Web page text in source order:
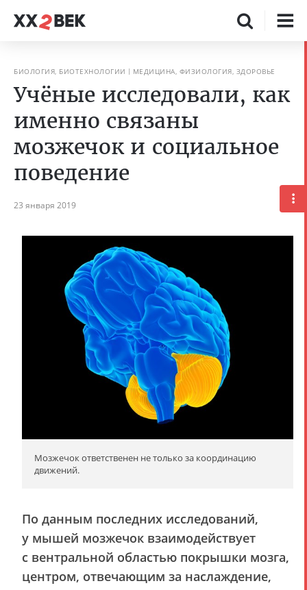
БИОЛОГИЯ, БИОТЕХНОЛОГИИ МЕДИЦИНА, ФИЗИОЛОГИЯ, ЗДОРОВЬЕ
Учёные исследовали, как
именно связаны
мозжечок и социальное
поведение
23 января 2019
Мозжечок ответственен не только за координацию
движений.
По данным последних исследований,
у мышей мозжечок взаимодействует
с вентральной областью покрышки мозга,
центром, отвечающим за наслаждение,